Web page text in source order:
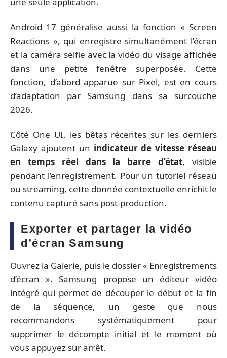
Android 17 généralise aussi la fonction « Screen
Reactions », qui enregistre simultanément l’écran
et la caméra selfie avec la vidéo du visage affichée
dans une petite fenêtre superposée. Cette
fonction, d’abord apparue sur Pixel, est en cours
d’adaptation par Samsung dans sa surcouche
2026.
Côté One UI, les bêtas récentes sur les derniers
Galaxy ajoutent un indicateur de vitesse réseau
en temps réel dans la barre d’état, visible
pendant l’enregistrement. Pour un tutoriel réseau
ou streaming, cette donnée contextuelle enrichit le
contenu capturé sans post-production.
Exporter et partager la vidéo
d’écran Samsung
Ouvrez la Galerie, puis le dossier « Enregistrements
d’écran ». Samsung propose un éditeur vidéo
intégré qui permet de découper le début et la fin
de la séquence, un geste que nous
recommandons systématiquement pour
supprimer le décompte initial et le moment où
vous appuyez sur arrêt.